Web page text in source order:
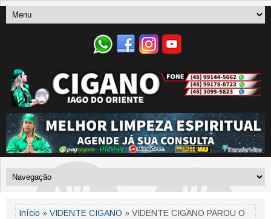
Início » VIDENTE CIGANO » VIDENTE CIGANO PAROU O